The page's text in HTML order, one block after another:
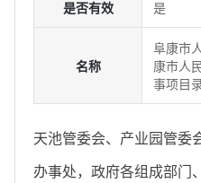
是否有效 是
名称
阜康市
康市人
事项目
天池管委会、产业园管委
办事处，政府各组成部门